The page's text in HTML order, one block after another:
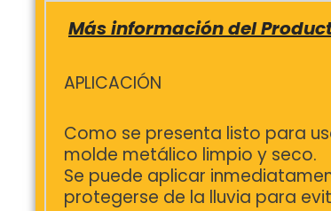
Más información del
APLICACIÓN
Como se presenta listo para
molde metálico limpio y seco.
Se puede aplicar
protegerse de la lluvia para